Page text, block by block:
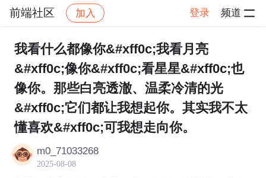
前端社区 加入 登录 频道
社区 前端社区 感慨 帖子详情
我看什么都像你&#xff0c;我看月亮
&#xff0c;像你&#xff0c;看星星&#xff0c;也
像你。那些白亮透澈、温柔冷清的光
&#xff0c;它们都让我想起你。其实我不太
懂喜欢&#xff0c;可我想走向你。
m0_71033268
2025-08-08